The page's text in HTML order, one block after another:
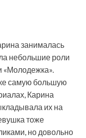
занималась
небольшие роли
«Молодежка».
самую большую
Карина
их на
тоже
но довольно